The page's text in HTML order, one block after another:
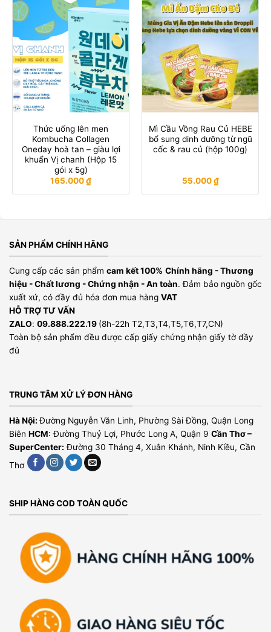
Thức uống lên men
Kombucha Collagen
Oneday hoà tan – giàu lợi
khuẩn Vị chanh (Hộp 15
gói x 5g)
165.000₫
Mì Cầu Vồng Rau Củ HEBE
bổ sung dinh dưỡng từ ngũ
cốc & rau củ (hộp 100g)
55.000₫
SẢN PHẨM CHÍNH HÃNG
Cung cấp các sản phẩm cam kết 100% Chính hãng - Thương
hiệu - Chất lương - Chứng nhận - An toàn. Đảm bảo nguồn gốc
xuất xứ, có đầy đủ hóa đơn mua hàng VAT
HỖ TRỢ TƯ VẤN
ZALO: 09.888.222.19 (8h-22h T2,T3,T4,T5,T6,T7,CN)
Toàn bộ sản phẩm đều được cấp giấy chứng nhận giấy tờ đầy
đủ
TRUNG TÂM XỬ LÝ ĐƠN HÀNG
Hà Nội:Đường Nguyễn Văn Linh, Phường Sài Đồng, Quận Long
Biên HCM: Đường Thuỷ Lợi, Phước Long A, Quận 9 Cần Thơ –
SuperCenter: Đường 30 Tháng 4, Xuân Khánh, Ninh Kiều, Cần
Thơ
SHIP HÀNG COD TOÀN QUỐC